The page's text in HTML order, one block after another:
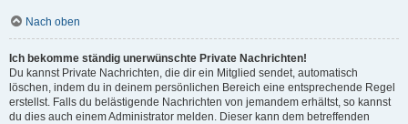
Nach oben
Ich bekomme ständig unerwünschte Private Nachrichten!
Du kannst Private Nachrichten, die dir ein Mitglied sendet, automatisch
löschen, indem du in deinem persönlichen Bereich eine entsprechende Regel
erstellst. Falls du belästigende Nachrichten von jemandem erhältst, so kannst
du dies auch einem Administrator melden. Dieser kann dem betreffenden